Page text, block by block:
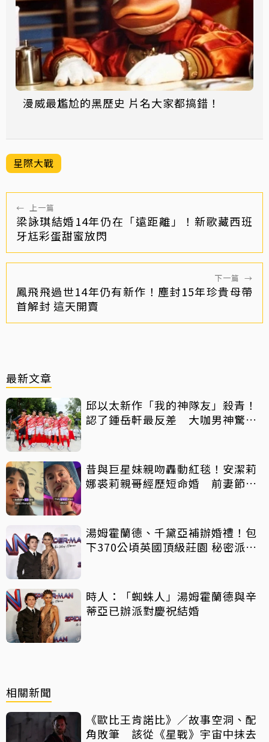
漫威最尷尬的黑歷史 片名大家都搞錯！
星際大戰
← 上一篇
梁詠琪結婚14年仍在「遠距離」！新歌藏西班
牙尪彩蛋甜蜜放閃
下一篇 →
鳳飛飛過世14年仍有新作！塵封15年珍貴母帶
首解封 這天開賣
最新文章
邱以太新作「我的神隊友」殺青！
認了鍾岳軒最反差 大咖男神驚喜
昔與巨星妹親吻轟動紅毯！安潔莉
娜裘莉親哥經歷短命婚 前妻節目
湯姆霍蘭德、千黛亞補辦婚禮！包
下370公頃英國頂級莊園 秘密派對
時人：「蜘蛛人」湯姆霍蘭德與辛
蒂亞已辦派對慶祝結婚
相關新聞
《歐比王肯諾比》／故事空洞、配
角敗筆 該從《星戰》宇宙中抹去